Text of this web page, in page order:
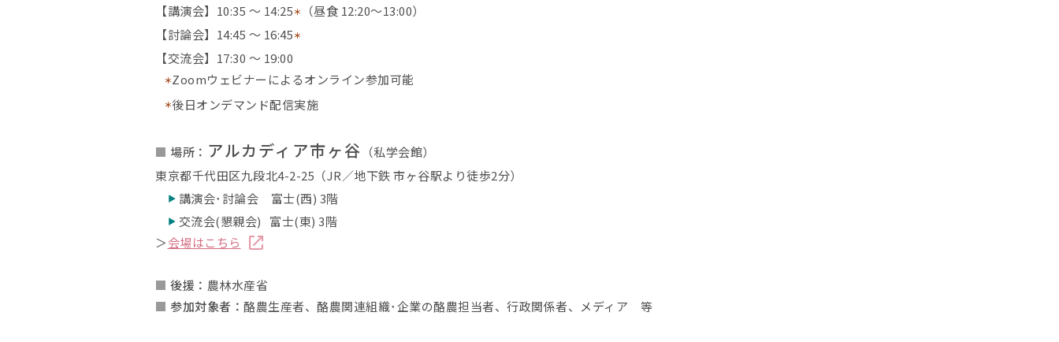
【講演会】10:35 〜 14:25 ＊
（昼食 12:20～13:00）
【討論会】14:45 〜 16:45 ＊
【交流会】17:30 〜 19:00
＊Zoomウェビナーによるオンライン参加可能
＊後日オンデマンド配信実施
■ 場所 ： アルカディア市ヶ谷
（私学会館）
東京都千代田区九段北4-2-25（JR／地下鉄 市ヶ谷駅より徒歩2分）
▶ 講演会･討論会 富士(西) 3階
▶ 交流会(懇親会) 富士(東) 3階
＞会場はこちら
■ 後援 ： 農林水産省
■ 参加対象者 ： 酪農生産者、酪農関連組織･企業の酪農担当者、行政関係者、メディア 等